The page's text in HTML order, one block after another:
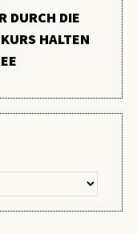
DURCH DIE
HALTEN